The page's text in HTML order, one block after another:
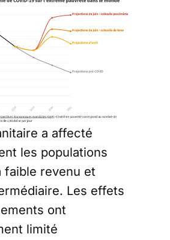
a affecté
les populations
faible revenu et
Les effets
ont
limité